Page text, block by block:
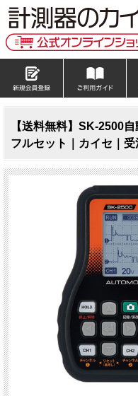
【送料無料】SK-2500
フルセット｜カイセ｜